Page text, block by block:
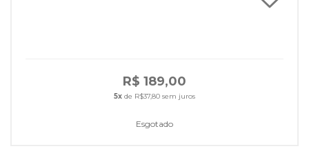
R$ 189,00
5x de R$37,80 sem juros
Esgotado